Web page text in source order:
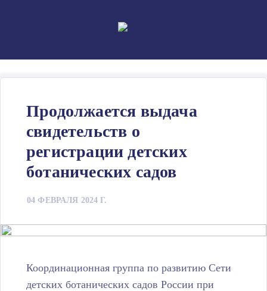
Продолжается выдача
свидетельств о
регистрации детских
ботанических садов
04 ФЕВРАЛЯ 2024 Г.
Координационная группа по развитию Сети
детских ботанических садов России при